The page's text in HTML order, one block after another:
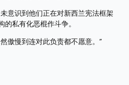
意识到他们正在对新西兰宪法框架
私有化恶棍作斗争。
傲慢到连对此负责都不愿意。”